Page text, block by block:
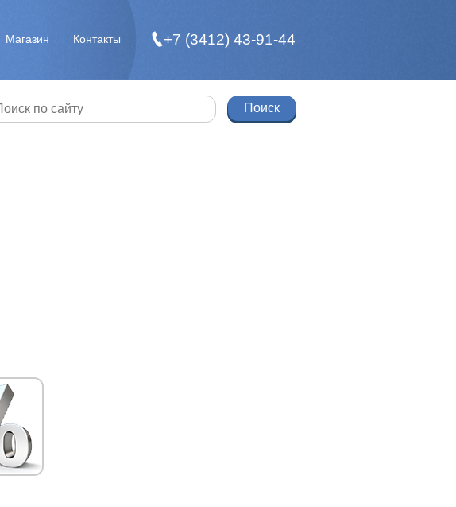
Магазин Контакты +7 (3412) 43-91-44